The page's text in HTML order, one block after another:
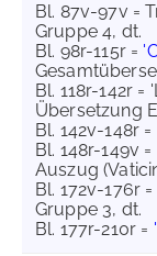
Bl. 87v-97v =
Gruppe 4, dt.
Bl. 98r-115r =
Bl. 118r-142r
Übersetzung
Bl. 142v-148r =
Bl. 148r-149v =
Auszug
Bl. 172v-176r
Gruppe 3, dt.
Bl. 177r-210r =